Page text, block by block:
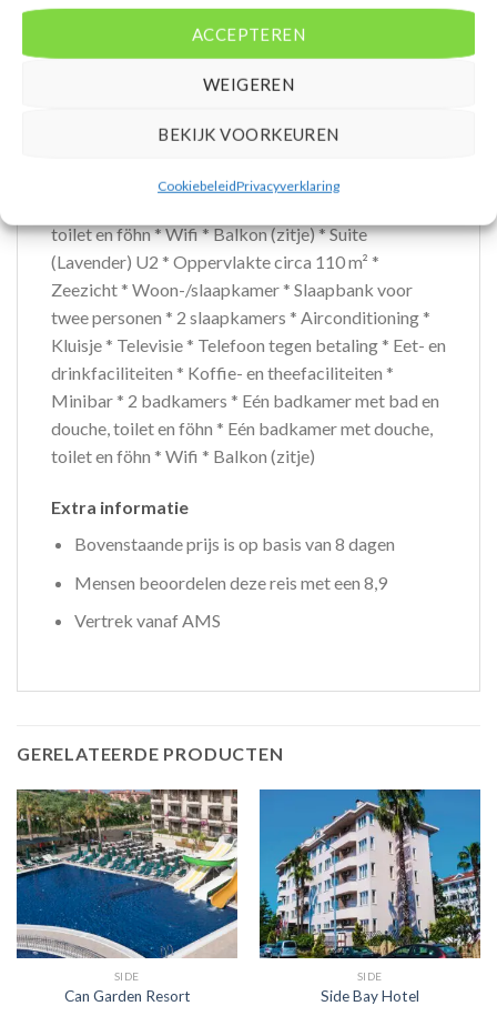
ACCEPTEREN
WEIGEREN
BEKIJK VOORKEUREN
CookiebeleidPrivacyverklaring
Wifi * Balkon (zitje) * Suite (Elegance) U1 *
Oppervlakte circa 92 m² * Zeezicht *
* 2 slaapkamers * Airconditioning * Kluisje *
Televisie * Telefoon tegen betaling * Eet- en
Minibar * 2 badkamers * Eén badkamer met bad en
toilet en föhn * Wifi * Balkon (zitje) * Suite
(Lavender) U2 * Oppervlakte circa 110 m² *
Zeezicht * Woon-/slaapkamer * Slaapbank voor
twee personen * 2 slaapkamers * Airconditioning *
Kluisje * Televisie * Telefoon tegen betaling * Eet- en
drinkfaciliteiten * Koffie- en theefaciliteiten *
Minibar * 2 badkamers * Eén badkamer met bad en
douche, toilet en föhn * Eén badkamer met douche,
toilet en föhn * Wifi * Balkon (zitje)
Extra informatie
Bovenstaande prijs is op basis van 8 dagen
Mensen beoordelen deze reis met een 8,9
Vertrek vanaf AMS
GERELATEERDE PRODUCTEN
SIDE
Can Garden Resort
SIDE
Side Bay Hotel